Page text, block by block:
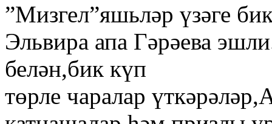
”Мизгел”яшьләр үзәге
Эльвира апа Гәрәева
белән,бик күп
төрле чаралар